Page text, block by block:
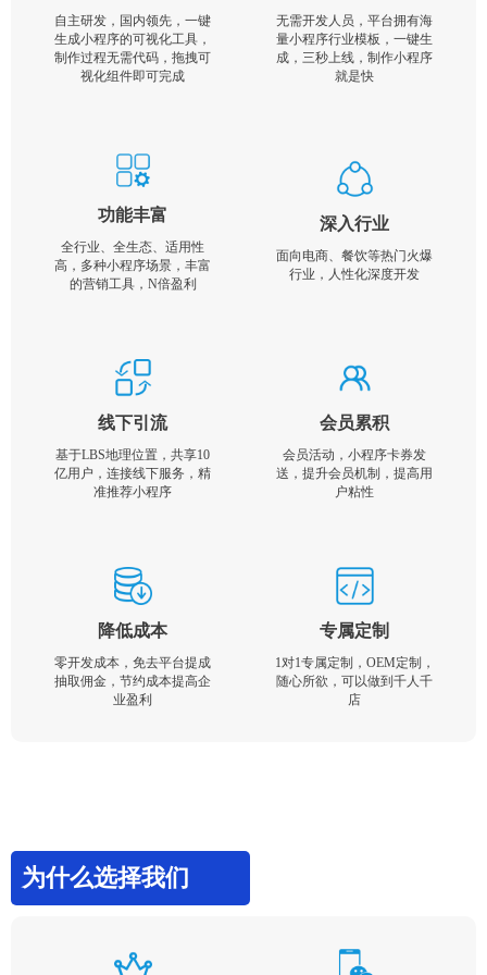
自主研发，国内领先，一键
生成小程序的可视化工具，
制作过程无需代码，拖拽可
视化组件即可完成
无需开发人员，平台拥有海
量小程序行业模板，一键生
成，三秒上线，制作小程序
就是快
功能丰富
全行业、全生态、适用性
高，多种小程序场景，丰富
的营销工具，N倍盈利
深入行业
面向电商、餐饮等热门火爆
行业，人性化深度开发
线下引流
基于LBS地理位置，共享10
亿用户，连接线下服务，精
准推荐小程序
会员累积
会员活动，小程序卡券发
送，提升会员机制，提高用
户粘性
降低成本
零开发成本，免去平台提成
抽取佣金，节约成本提高企
业盈利
专属定制
1对1专属定制，OEM定制，
随心所欲，可以做到千人千
店
为什么选择我们